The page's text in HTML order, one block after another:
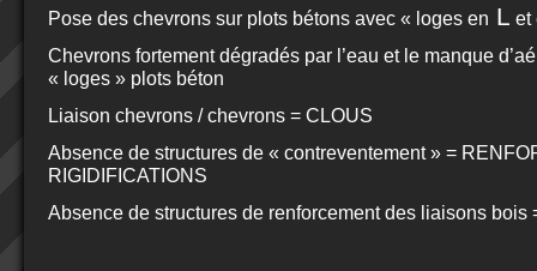
Pose des chevrons sur plots bétons avec « loges en L et
Chevrons fortement dégradés par l’eau et le manque
« loges » plots béton
Liaison chevrons / chevrons = CLOUS
Absence de structures de « contreventement » =
RIGIDIFICATIONS
Absence de structures de renforcement des liaisons bois